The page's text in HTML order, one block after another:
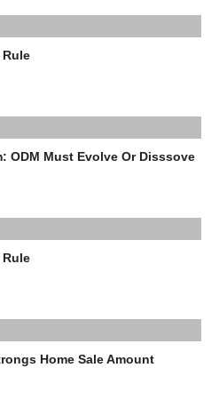
ODM Must Evolve Or Disssove
Home Sale Amount